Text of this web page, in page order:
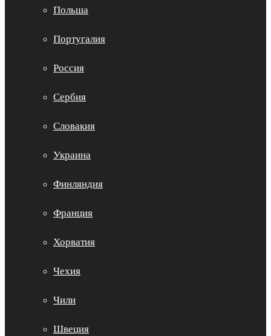
Польша
Португалия
Россия
Сербия
Словакия
Украина
Финляндия
Франция
Хорватия
Чехия
Чили
Швеция